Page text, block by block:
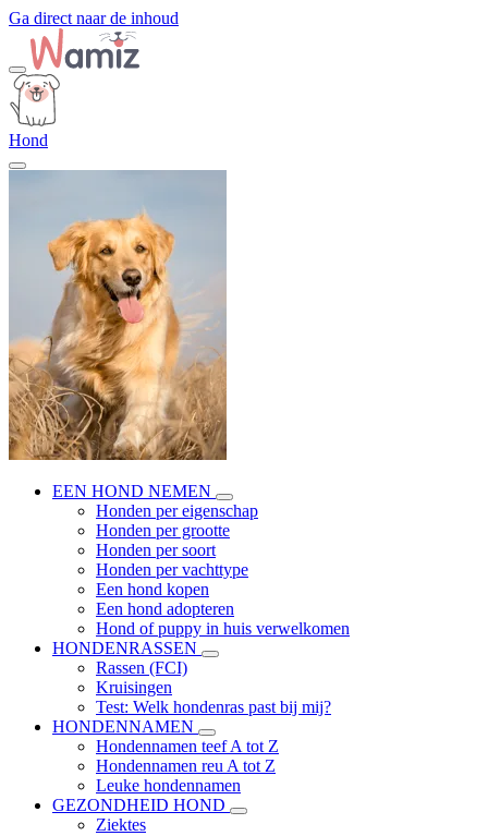
Ga direct naar de inhoud
Hond
EEN HOND NEMEN
Honden per eigenschap
Honden per grootte
Honden per soort
Honden per vachttype
Een hond kopen
Een hond adopteren
Hond of puppy in huis verwelkomen
HONDENRASSEN
Rassen (FCI)
Kruisingen
Test: Welk hondenras past bij mij?
HONDENNAMEN
Hondennamen teef A tot Z
Hondennamen reu A tot Z
Leuke hondennamen
GEZONDHEID HOND
Ziektes